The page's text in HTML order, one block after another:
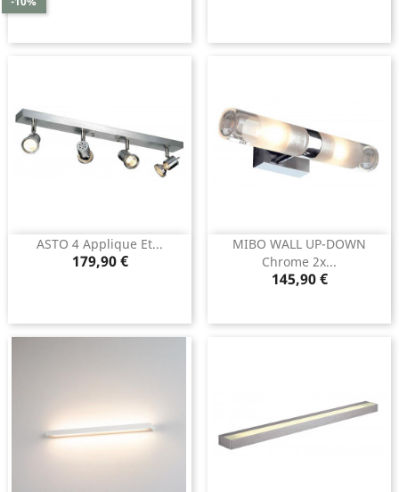
ASTO 4 Applique Et...
Prix
179,90 €
MIBO WALL UP-DOWN
Chrome 2x...
Prix
145,90 €